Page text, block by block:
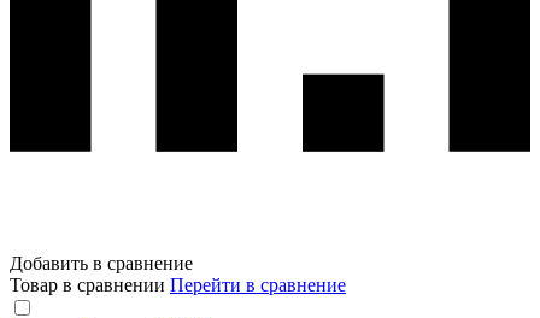
Добавить в сравнение
Товар в сравнении Перейти в сравнение